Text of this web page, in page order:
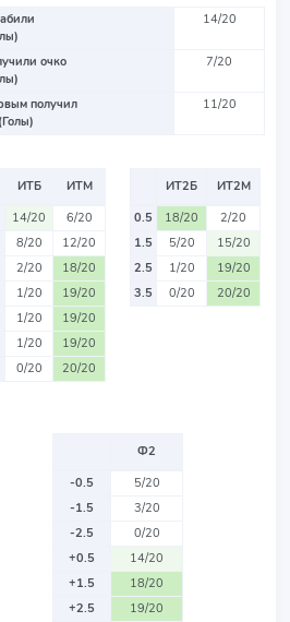
14/20
очко
7/20
получил
11/20
ИТБ
ИТМ
14/20
6/20
8/20
12/20
2/20
18/20
1/20
19/20
1/20
19/20
1/20
19/20
0/20 20/20
ИТ2Б
ИТ2М
0.5
18/20
2/20
1.5
5/20
15/20
2.5
1/20
19/20
3.5
0/20 20/20
Ф2
-0.5
5/20
-1.5
3/20
-2.5
0/20
+0.5
14/20
+1.5
18/20
+2.5
19/20